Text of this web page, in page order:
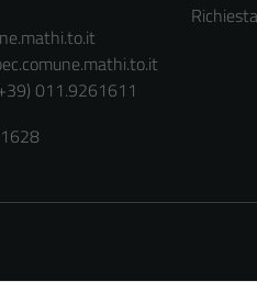
011.9261611